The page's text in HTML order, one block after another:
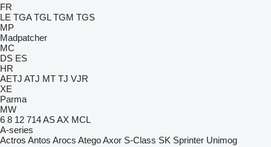
FR
LE TGA TGL TGM TGS
MP
Madpatcher
MC
DS ES
HR
AETJ ATJ MT TJ VJR
XE
Parma
MW
6 8 12 714ASAX MCL
A-series
Actros Antos Arocs AtegoAxor S-Class SK Sprinter Unimog